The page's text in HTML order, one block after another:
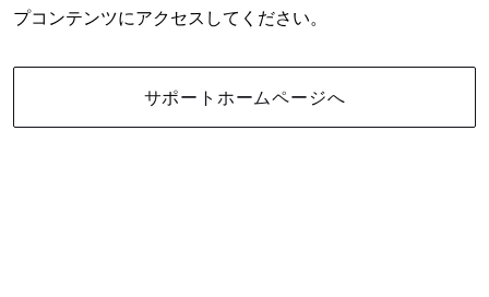
プコンテンツにアクセスしてください。
サポートホームページへ